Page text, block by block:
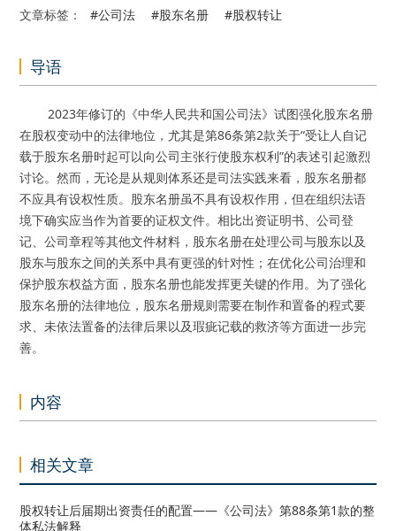
文章标签： #公司法 #股东名册 #股权转让
导语
2023年修订的《中华人民共和国公司法》试图强化股东名册
在股权变动中的法律地位，尤其是第86条第2款关于“受让人自记
载于股东名册时起可以向公司主张行使股东权利”的表述引起激烈
讨论。然而，无论是从规则体系还是司法实践来看，股东名册都
不应具有设权性质。股东名册虽不具有设权作用，但在组织法语
境下确实应当作为首要的证权文件。相比出资证明书、公司登
记、公司章程等其他文件材料，股东名册在处理公司与股东以及
股东与股东之间的关系中具有更强的针对性；在优化公司治理和
保护股东权益方面，股东名册也能发挥更关键的作用。为了强化
股东名册的法律地位，股东名册规则需要在制作和置备的程式要
求、未依法置备的法律后果以及瑕疵记载的救济等方面进一步完
善。
内容
相关文章
股权转让后届期出资责任的配置——《公司法》第88条第1款的整
体私法解释